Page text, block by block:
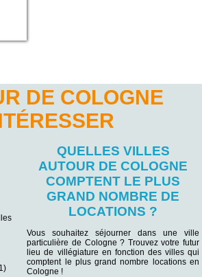
DE COLOGNE
QUELLES VILLES
AUTOUR DE COLOGNE
COMPTENT LE PLUS
GRAND NOMBRE DE
LOCATIONS ?
Vous souhaitez séjourner dans une ville
particulière de Cologne ? Trouvez votre futur
lieu de villégiature en fonction des villes qui
comptent le plus grand nombre locations en
Cologne !